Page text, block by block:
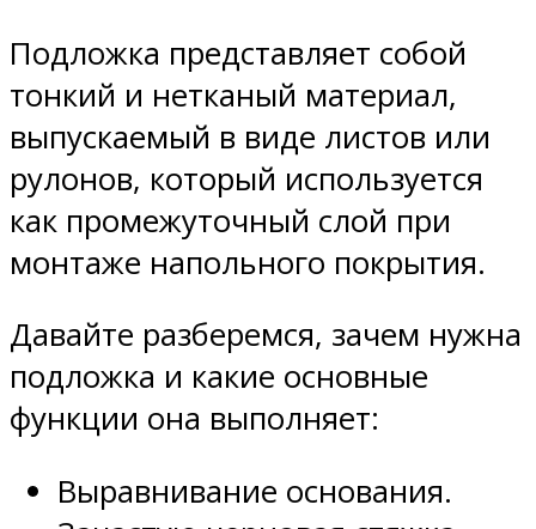
Подложка представляет собой
тонкий и нетканый материал,
выпускаемый в виде листов или
рулонов, который используется
как промежуточный слой при
монтаже напольного покрытия.
Давайте разберемся, зачем нужна
подложка и какие основные
функции она выполняет:
Выравнивание основания.